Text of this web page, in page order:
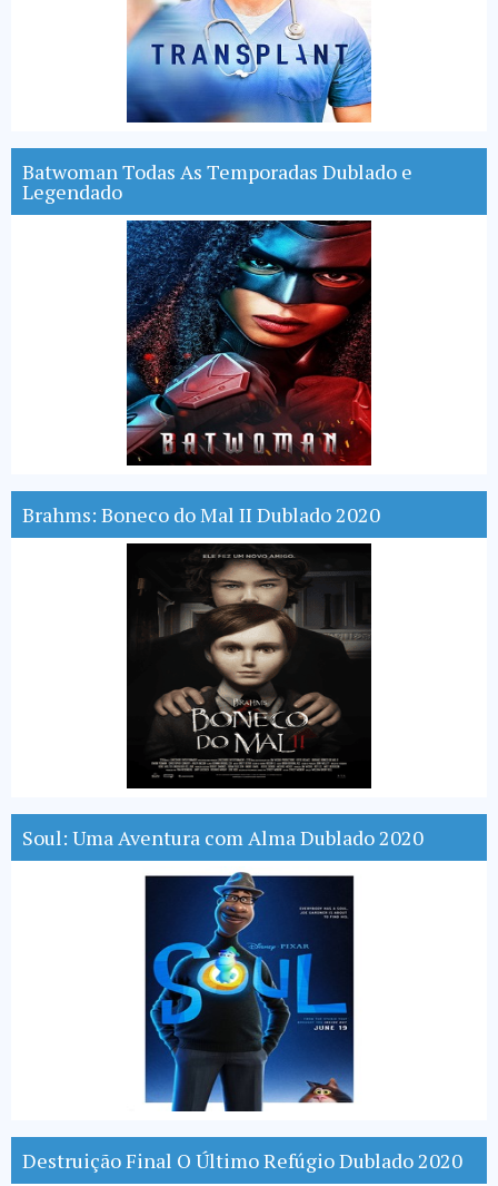
Batwoman Todas As Temporadas Dublado e
Legendado
Brahms: Boneco do Mal II Dublado 2020
Soul: Uma Aventura com Alma Dublado 2020
Destruição Final O Último Refúgio Dublado 2020